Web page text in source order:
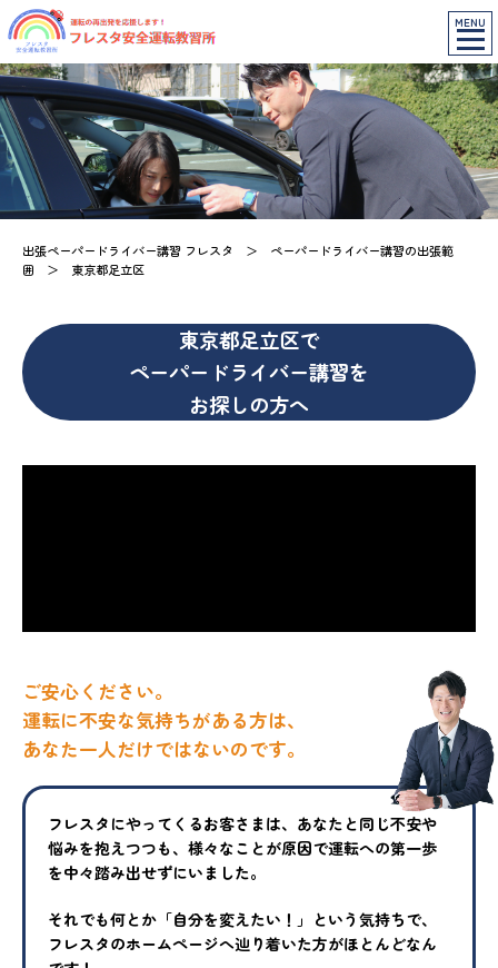
MENU
出張ペーパードライバー講習 フレスタ ＞ ペーパードライバー講習の出張範
囲 ＞ 東京都足立区
東京都足立区で
ペーパードライバー講習を
お探しの方へ
ご安心ください。
運転に不安な気持ちがある方は、
あなた一人だけではないのです。
フレスタにやってくるお客さまは、あなたと同じ不安や
悩みを抱えつつも、様々なことが原因で運転への第一歩
を中々踏み出せずにいました。
それでも何とか「自分を変えたい！」という気持ちで、
フレスタのホームページへ辿り着いた方がほとんどなん